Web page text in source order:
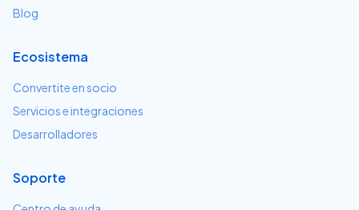
Blog
Ecosistema
Convertite en socio
Servicios e integraciones
Desarrolladores
Soporte